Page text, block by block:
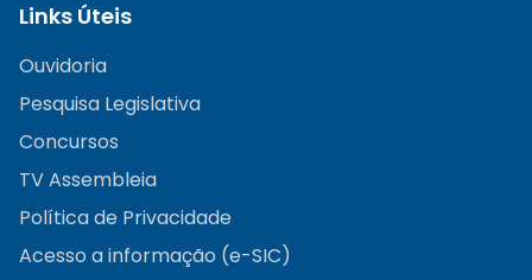
Links Úteis
Ouvidoria
Pesquisa Legislativa
Concursos
TV Assembleia
Política de Privacidade
Acesso a informação (e-SIC)